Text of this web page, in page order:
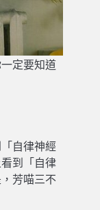
定要知道
自律神經
到「自律
芳喵三不